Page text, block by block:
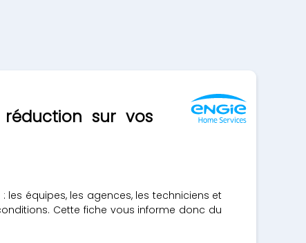
réduction sur vos
les équipes, les agences, les techniciens et
Cette fiche vous informe donc du